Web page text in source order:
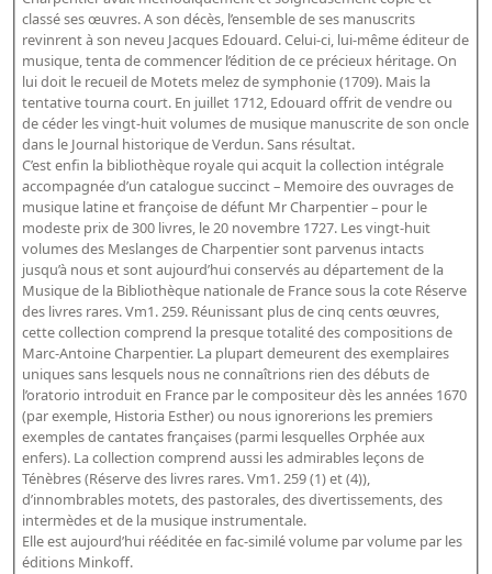
Répertoire
Répertoire des catalogues d'expositions
Répertoire des catalogues
Répertoire des manuscrits du XXe siècle
Publications
Guides des sources publiés
Ouvrages et documents sur la BnF numérisés dans Gallica
Revue de la Bibliothèque nationale de France
Directeurs de la Bibliothèque nationale du XIVe siècle à nos jours
Listes et biographies des directeurs de départements
Implantations de la Bibliothèque nationale de France
Le fil de l'histoire (frise chonologique)
La Bibliothèque nationale de France à livre ouvert
Richelieu, Bibliothèques - Musée - Galeries
Gallica - Son histoire
Dépôt de la Commission de récupération artistique
classé ses œuvres. A son décès, l’ensemble de ses manuscrits
revinrent à son neveu Jacques Edouard. Celui-ci, lui-même éditeur de
musique, tenta de commencer l’édition de ce précieux héritage. On
lui doit le recueil de Motets melez de symphonie (1709). Mais la
tentative tourna court. En juillet 1712, Edouard offrit de vendre ou
de céder les vingt-huit volumes de musique manuscrite de son oncle
dans le Journal historique de Verdun. Sans résultat.
C’est enfin la bibliothèque royale qui acquit la collection intégrale
accompagnée d’un catalogue succinct – Memoire des ouvrages de
musique latine et françoise de défunt Mr Charpentier – pour le
modeste prix de 300 livres, le 20 novembre 1727. Les vingt-huit
volumes des Meslanges de Charpentier sont parvenus intacts
jusqu’à nous et sont aujourd’hui conservés au département de la
Musique de la Bibliothèque nationale de France sous la cote Réserve
des livres rares. Vm1. 259. Réunissant plus de cinq cents œuvres,
cette collection comprend la presque totalité des compositions de
Marc-Antoine Charpentier. La plupart demeurent des exemplaires
uniques sans lesquels nous ne connaîtrions rien des débuts de
l’oratorio introduit en France par le compositeur dès les années 1670
(par exemple, Historia Esther) ou nous ignorerions les premiers
exemples de cantates françaises (parmi lesquelles Orphée aux
enfers). La collection comprend aussi les admirables leçons de
Ténèbres (Réserve des livres rares. Vm1. 259 (1) et (4)),
d’innombrables motets, des pastorales, des divertissements, des
intermèdes et de la musique instrumentale.
Elle est aujourd’hui rééditée en fac-similé volume par volume par les
éditions Minkoff.